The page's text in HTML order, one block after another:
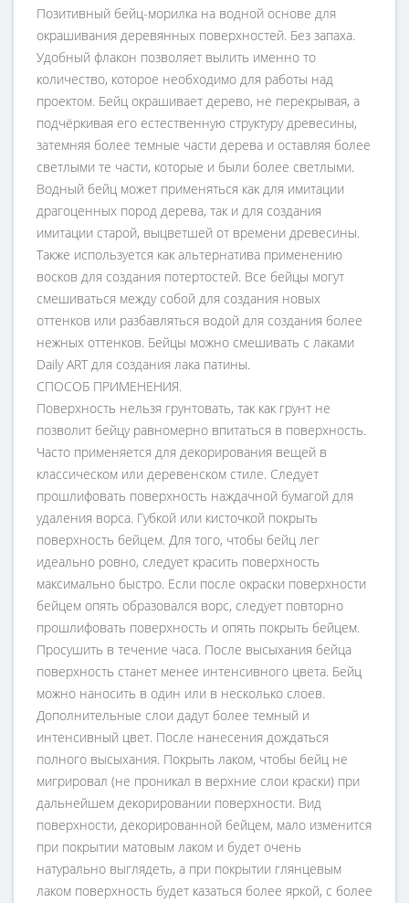
Позитивный бейц-морилка на водной основе для
окрашивания деревянных поверхностей. Без запаха.
Удобный флакон позволяет вылить именно то
количество, которое необходимо для работы над
проектом. Бейц окрашивает дерево, не перекрывая, а
подчёркивая его естественную структуру древесины,
затемняя более темные части дерева и оставляя более
светлыми те части, которые и были более светлыми.
Водный бейц может применяться как для имитации
драгоценных пород дерева, так и для создания
имитации старой, выцветшей от времени древесины.
Также используется как альтернатива применению
восков для создания потертостей. Все бейцы могут
смешиваться между собой для создания новых
оттенков или разбавляться водой для создания более
нежных оттенков. Бейцы можно смешивать с лаками
Daily ART для создания лака патины.
СПОСОБ ПРИМЕНЕНИЯ.
Поверхность нельзя грунтовать, так как грунт не
позволит бейцу равномерно впитаться в поверхность.
Часто применяется для декорирования вещей в
классическом или деревенском стиле. Следует
прошлифовать поверхность наждачной бумагой для
удаления ворса. Губкой или кисточкой покрыть
поверхность бейцем. Для того, чтобы бейц лег
идеально ровно, следует красить поверхность
максимально быстро. Если после окраски поверхности
бейцем опять образовался ворс, следует повторно
прошлифовать поверхность и опять покрыть бейцем.
Просушить в течение часа. После высыхания бейца
поверхность станет менее интенсивного цвета. Бейц
можно наносить в один или в несколько слоев.
Дополнительные слои дадут более темный и
интенсивный цвет. После нанесения дождаться
полного высыхания. Покрыть лаком, чтобы бейц не
мигрировал (не проникал в верхние слои краски) при
дальнейшем декорировании поверхности. Вид
поверхности, декорированной бейцем, мало изменится
при покрытии матовым лаком и будет очень
натурально выглядеть, а при покрытии глянцевым
лаком поверхность будет казаться более яркой, с более